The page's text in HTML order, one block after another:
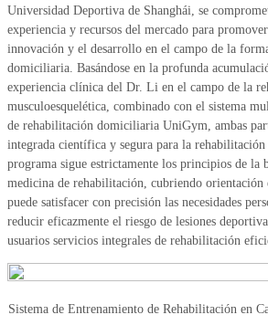
Universidad Deportiva de Shanghái, se
experiencia y recursos del mercado para
innovación y el desarrollo en el campo de la
domiciliaria. Basándose en la profunda
experiencia clínica del Dr. Li en el campo de la
musculoesquelética, combinado con el sistema
de rehabilitación domiciliaria UniGym, ambas
integrada científica y segura para la
programa sigue estrictamente los principios de la
medicina de rehabilitación, cubriendo
puede satisfacer con precisión las necesidades
reducir eficazmente el riesgo de lesiones
usuarios servicios integrales de rehabilitación
Sistema de Entrenamiento de Rehabilitación en